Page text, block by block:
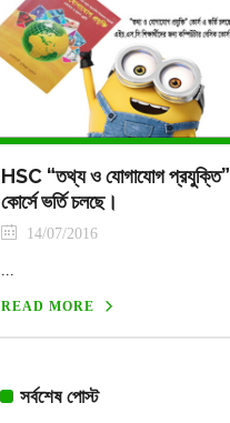
HSC “তথ্য ও যোগাযোগ প্রযুক্তি”
কোর্সে ভর্তি চলছে।
14/07/2016
READ MORE
সর্বশেষ পোস্ট